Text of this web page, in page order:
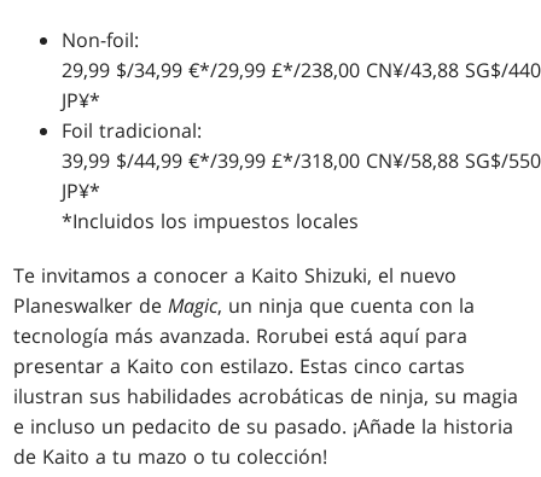
Non-foil:
29,99 $/34,99 €*/29,99 £*/238,00 CN¥/43,88 SG$/
JP¥*
Foil tradicional:
39,99 $/44,99 €*/39,99 £*/318,00 CN¥/58,88 SG$/
JP¥*
*Incluidos los impuestos locales
Te invitamos a conocer a Kaito Shizuki, el nuevo
Planeswalker deMagic, un ninja que cuenta con la
tecnología más avanzada. Rorubei está aquí para
presentar a Kaito con estilazo. Estas cinco cartas
ilustran sus habilidades acrobáticas de ninja, su magia
e incluso un pedacito de su pasado. ¡Añade la historia
de Kaito a tu mazo o tu colección!